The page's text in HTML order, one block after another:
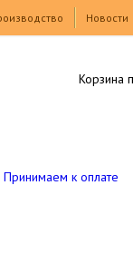
Новости
Принимаем к оплате
Корзина